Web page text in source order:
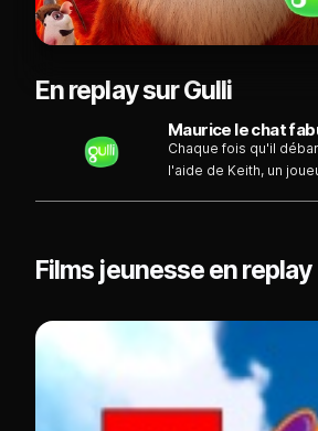
En replay sur Gulli
Maurice le chat
Chaque fois qu'il
l'aide de Keith, un
Films jeunesse en replay